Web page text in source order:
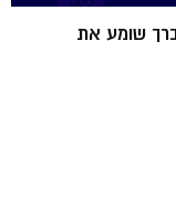
יתברך שומע את